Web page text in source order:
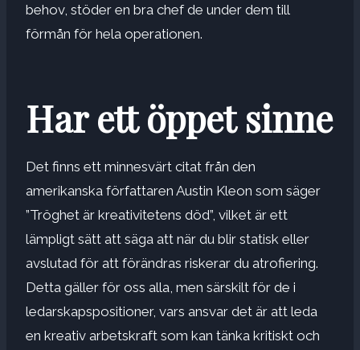
behov, stöder en bra chef de under dem till
förmån för hela operationen.
Har ett öppet sinne
Det finns ett minnesvärt citat från den
amerikanska författaren Austin Kleon som säger
”Tröghet är kreativitetens död”, vilket är ett
lämpligt sätt att säga att när du blir statisk eller
avslutad för att förändras riskerar du atrofiering.
Detta gäller för oss alla, men särskilt för de i
ledarskapspositioner, vars ansvar det är att leda
en kreativ arbetskraft som kan tänka kritiskt och